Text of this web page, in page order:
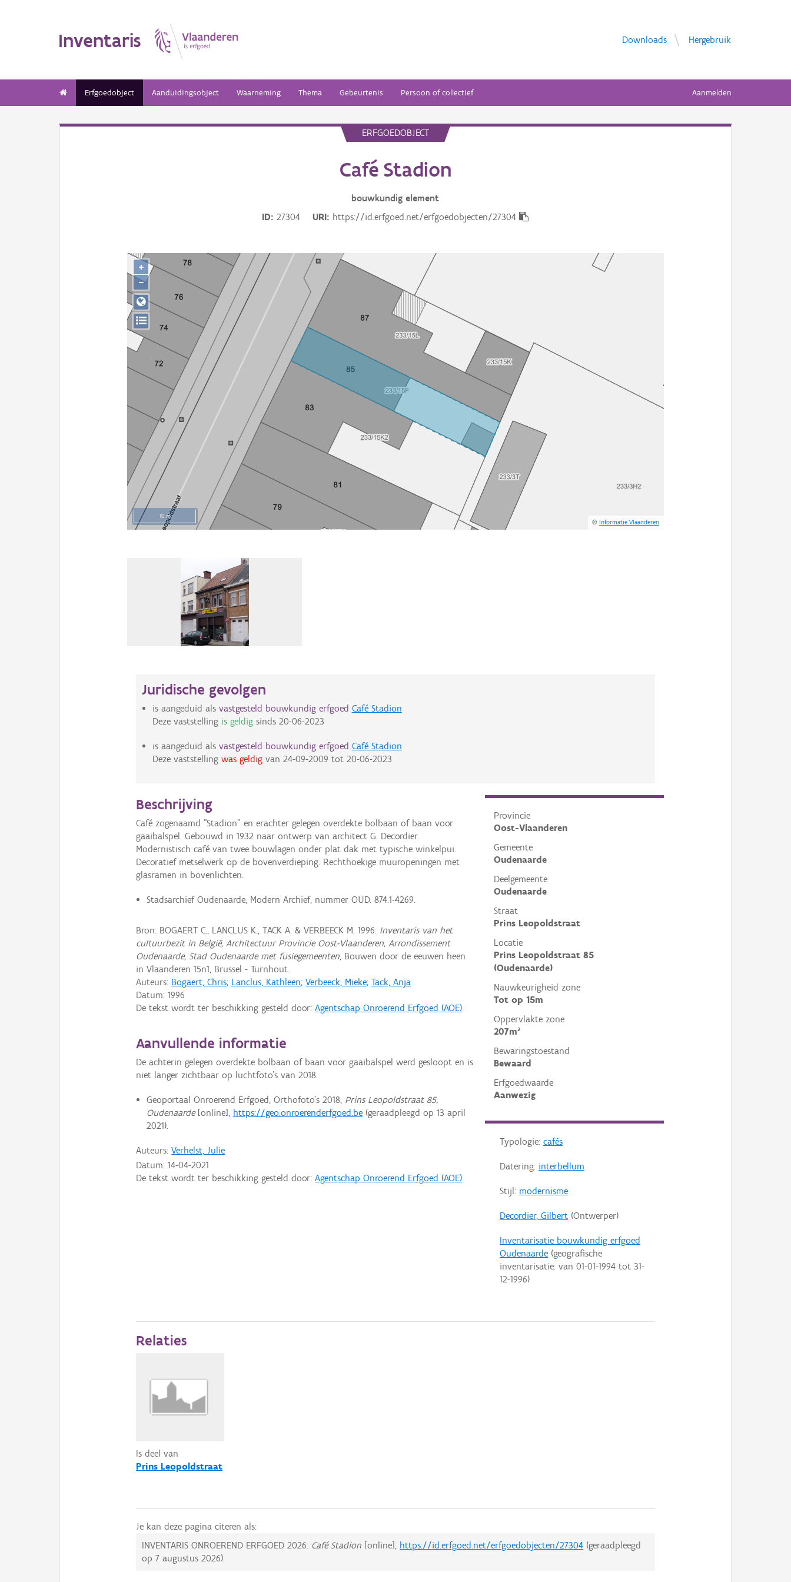
Inventaris Downloads Hergebruik
Erfgoedobject Aanduidingsobject Waarneming Thema Gebeurtenis Persoon of collectief Aanmelden
ERFGOEDOBJECT
Café Stadion
bouwkundig element
ID
27304 URI https://id.erfgoed.net/erfgoedobjecten/27304
10 m
©Informatie Vlaanderen
+
−
Juridische gevolgen
is aangeduid als vastgesteld bouwkundig erfgoed Café Stadion
Deze vaststelling is geldigsinds 20-06-2023
is aangeduid als vastgesteld bouwkundig erfgoed Café Stadion
Deze vaststelling was geldigvan 24-09-2009 tot 20-06-2023
Provincie
Oost-Vlaanderen
Gemeente
Oudenaarde
Deelgemeente
Oudenaarde
Straat
Prins Leopoldstraat
Locatie
Prins Leopoldstraat 85
(Oudenaarde)
Nauwkeurigheid zone
Tot op 15m
Oppervlakte zone
207m²
Bewaringstoestand
Bewaard
Erfgoedwaarde
Aanwezig
Typologie: cafés
Datering: interbellum
Stijl: modernisme
Decordier, Gilbert(Ontwerper)
Inventarisatie bouwkundig erfgoed
Oudenaarde(geografische
inventarisatie: van 01-01-1994tot 31-
12-1996)
Beschrijving
Café zogenaamd "Stadion" en erachter gelegen overdekte bolbaan of baan voor
gaaibalspel. Gebouwd in 1932 naar ontwerp van architect G. Decordier.
Modernistisch café van twee bouwlagen onder plat dak met typische winkelpui.
Decoratief metselwerk op de bovenverdieping. Rechthoekige muuropeningen met
glasramen in bovenlichten.
Stadsarchief Oudenaarde, Modern Archief, nummer OUD. 874.1-4269.
Bron: BOGAERT C., LANCLUS K., TACK A. & VERBEECK M. 1996: Inventaris van het
cultuurbezit in België, Architectuur Provincie Oost-Vlaanderen, Arrondissement
Oudenaarde, Stad Oudenaarde met fusiegemeenten, Bouwen door de eeuwen heen
in Vlaanderen 15n1, Brussel - Turnhout.
Auteurs: Bogaert, Chris; Lanclus, Kathleen;Verbeeck, Mieke;Tack, Anja
Datum:1996
De tekst wordt ter beschikking gesteld door:Agentschap Onroerend Erfgoed (AOE)
Aanvullende informatie
De achterin gelegen overdekte bolbaan of baan voor gaaibalspel werd gesloopt en is
niet langer zichtbaar op luchtfoto's van 2018.
Geoportaal Onroerend Erfgoed, Orthofoto's 2018, Prins Leopoldstraat 85,
Oudenaarde [online], https://geo.onroerenderfgoed.be(geraadpleegd op 13 april
2021).
Auteurs:Verhelst, Julie
Datum:14-04-2021
De tekst wordt ter beschikking gesteld door:Agentschap Onroerend Erfgoed (AOE)
Relaties
Is deel van
Prins Leopoldstraat
Je kan deze pagina citeren als:
INVENTARIS ONROEREND ERFGOED 2026: Café Stadion [online], https://id.erfgoed.net/erfgoedobjecten/27304 (geraadpleegd
op7 augustus 2026).